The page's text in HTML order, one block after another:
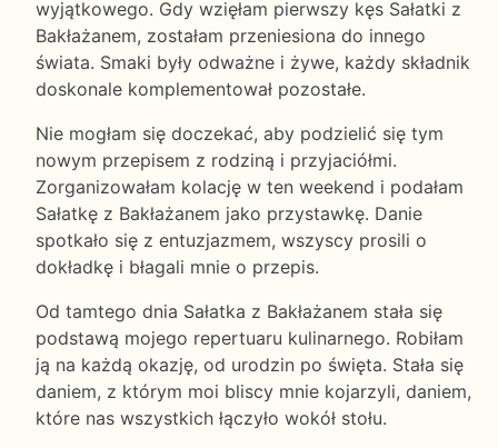
wyjątkowego. Gdy wzięłam pierwszy kęs Sałatki z
Bakłażanem, zostałam przeniesiona do innego
świata. Smaki były odważne i żywe, każdy składnik
doskonale komplementował pozostałe.
Nie mogłam się doczekać, aby podzielić się tym
nowym przepisem z rodziną i przyjaciółmi.
Zorganizowałam kolację w ten weekend i podałam
Sałatkę z Bakłażanem jako przystawkę. Danie
spotkało się z entuzjazmem, wszyscy prosili o
dokładkę i błagali mnie o przepis.
Od tamtego dnia Sałatka z Bakłażanem stała się
podstawą mojego repertuaru kulinarnego. Robiłam
ją na każdą okazję, od urodzin po święta. Stała się
daniem, z którym moi bliscy mnie kojarzyli, daniem,
które nas wszystkich łączyło wokół stołu.